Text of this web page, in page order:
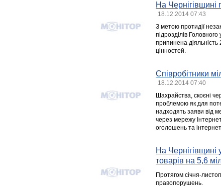
На Чернігівщині
18.12.2014 07:43
З метою протидії
підрозділів
припинена діяльність
цінностей.
Співробітники
18.12.2014 07:40
Шахрайства, скоєні
проблемою як для
надходять заяви від
через мережу
оголошень та
На Чернігівщині
товарів на 5,6
Протягом січня-
правопорушень.